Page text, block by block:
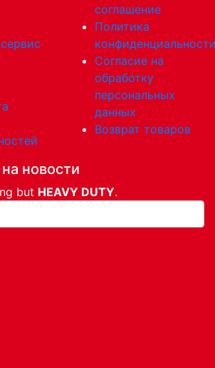
соглашение
Политика
Согласие на
обработку
персональных
данных
Возврат товаров
новости
but HEAVY DUTY.